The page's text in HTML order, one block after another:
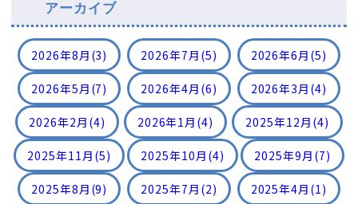
アーカイブ
2026年8月 (3) 2026年7月 (5) 2026年6月 (5)
2026年5月 (7) 2026年4月 (6) 2026年3月 (4)
2026年2月 (4) 2026年1月 (4) 2025年12月 (4)
2025年11月 (5) 2025年10月 (4) 2025年9月 (7)
2025年8月 (9) 2025年7月 (2) 2025年4月 (1)